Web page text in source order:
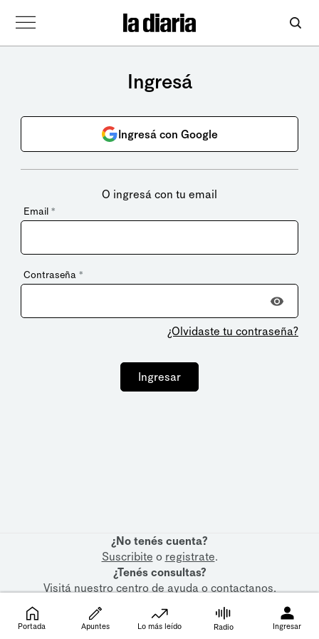
Ingresá
Ingresá con Google
O ingresá con tu email
Email *
Contraseña *
¿Olvidaste tu contraseña?
Ingresar
¿No tenés cuenta?
Suscribite o registrate.
¿Tenés consultas?
Visitá nuestrocentro de ayudaocontactanos.
Portada Apuntes Lo más leído Radio Ingresar